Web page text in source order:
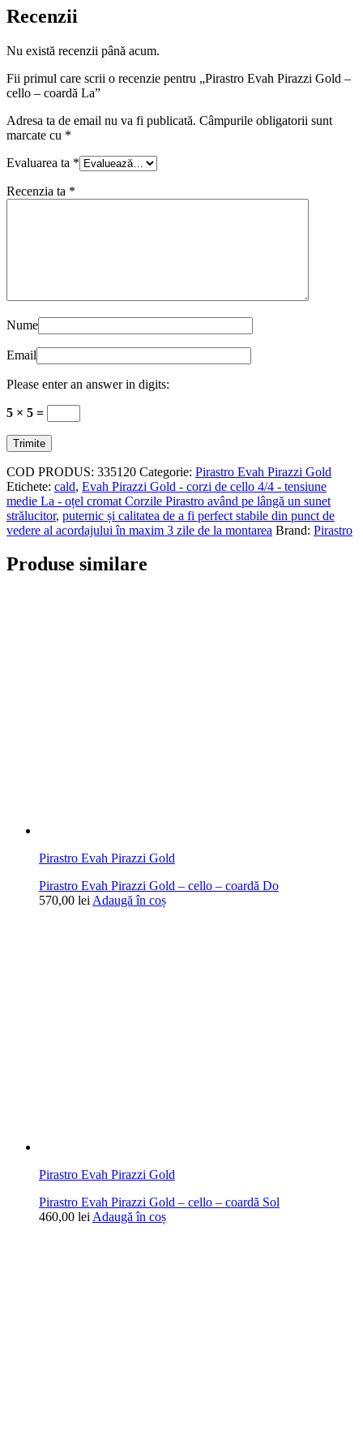
Recenzii
Nu există recenzii până acum.
Fii primul care scrii o recenzie pentru „Pirastro Evah Pirazzi Gold –
cello – coardă La”
Adresa ta de email nu va fi publicată. Câmpurile obligatorii sunt
marcate cu *
Evaluarea ta *
Recenzia ta *
Nume
Email
Please enter an answer in digits:
5 × 5 =
COD PRODUS: 335120 Categorie: Pirastro Evah Pirazzi Gold
Etichete: cald, Evah Pirazzi Gold - corzi de cello 4/4 - tensiune
medie La - oțel cromat Corzile Pirastro având pe lângă un sunet
strălucitor, puternic și calitatea de a fi perfect stabile din punct de
vedere al acordajului în maxim 3 zile de la montarea Brand: Pirastro
Produse similare
Pirastro Evah Pirazzi Gold
Pirastro Evah Pirazzi Gold – cello – coardă Do
570,00 lei Adaugă în coș
Pirastro Evah Pirazzi Gold
Pirastro Evah Pirazzi Gold – cello – coardă Sol
460,00 lei Adaugă în coș